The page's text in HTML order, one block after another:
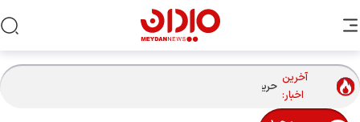
آخرین
اخبار:
حریفان تیم ملی والیبال مردان در بازی‌های آسیایی ناگویا چه